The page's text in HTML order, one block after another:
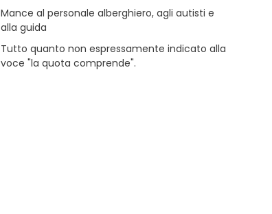
Mance al personale alberghiero, agli autisti e
alla guida
Tutto quanto non espressamente indicato alla
voce "la quota comprende".